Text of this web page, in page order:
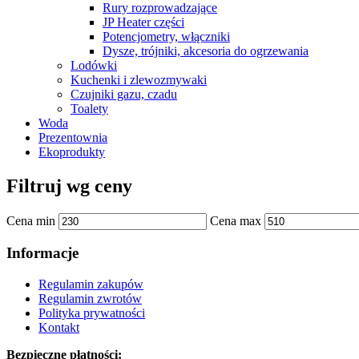
Rury rozprowadzające
JP Heater części
Potencjometry, włączniki
Dysze, trójniki, akcesoria do ogrzewania
Lodówki
Kuchenki i zlewozmywaki
Czujniki gazu, czadu
Toalety
Woda
Prezentownia
Ekoprodukty
Filtruj wg ceny
Cena min Cena max
Informacje
Regulamin zakupów
Regulamin zwrotów
Polityka prywatności
Kontakt
Bezpieczne płatności: